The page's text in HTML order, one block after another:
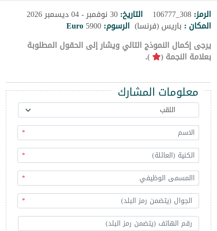
الرمز:
التاريخ:
المكان : باريس (فرنسا) الرسوم:5900
Euro
يرجى إكمال النموذج التالي ويشار إلى الحقول المطلوبة
بعلامة النجمة ( ).
معلومات المشارك
*
*
*
*